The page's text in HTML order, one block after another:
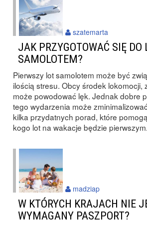
JAK PRZYGOTOWAĆ SIĘ DO
SAMOLOTEM?
Pierwszy lot samolotem może być
ilością stresu. Obcy środek lokomocji,
może powodować lęk. Jednak dobre
tego wydarzenia może
kilka przydatnych porad, które
kogo lot na wakacje będzie pierwszym.
szatemarta
W KTÓRYCH KRAJACH NIE
WYMAGANY PASZPORT?
madziap